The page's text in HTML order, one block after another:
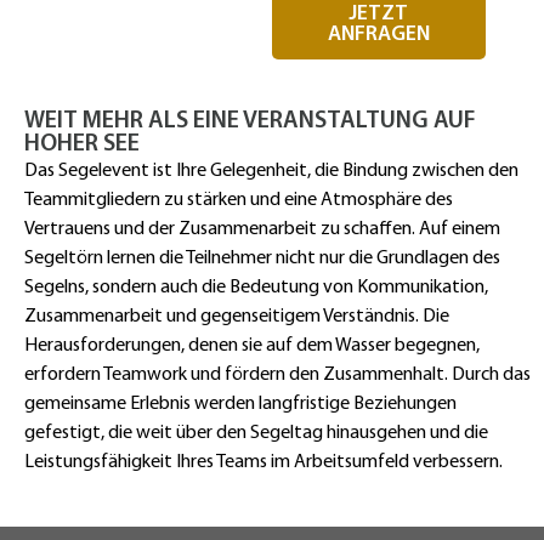
JETZT
ANFRAGEN
WEIT MEHR ALS EINE VERANSTALTUNG AUF
HOHER SEE
Das Segelevent ist Ihre Gelegenheit, die Bindung zwischen den
Teammitgliedern zu stärken und eine Atmosphäre des
Vertrauens und der Zusammenarbeit zu schaffen. Auf einem
Segeltörn lernen die Teilnehmer nicht nur die Grundlagen des
Segelns, sondern auch die Bedeutung von Kommunikation,
Zusammenarbeit und gegenseitigem Verständnis. Die
Herausforderungen, denen sie auf dem Wasser begegnen,
erfordern Teamwork und fördern den Zusammenhalt. Durch das
gemeinsame Erlebnis werden langfristige Beziehungen
gefestigt, die weit über den Segeltag hinausgehen und die
Leistungsfähigkeit Ihres Teams im Arbeitsumfeld verbessern.